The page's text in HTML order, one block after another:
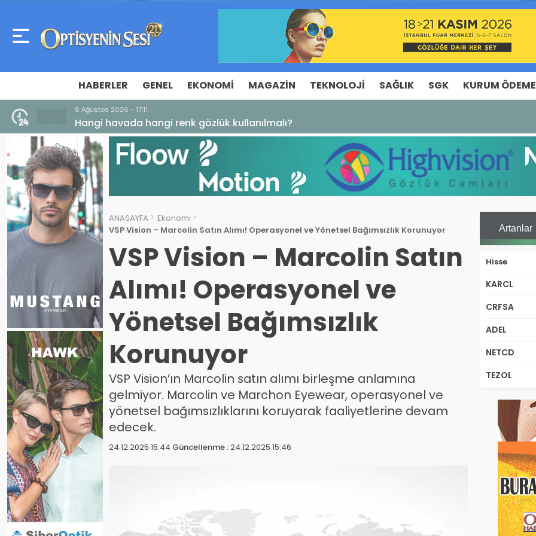
HABERLER GENEL EKONOMI MAGAZIN TEKNOLOJI SAĞLIK SGK KURUM
6 Ağustos 2026 - 17:11
Hangi havada hangi renk gözlük kullanılmalı?
ANASAYFA
Ekonomi
VSP Vision – Marcolin Satın Alımı! Operasyonel ve Yönetsel Bağımsızlık Korunuyor
VSP Vision – Marcolin Satın
Alımı! Operasyonel ve
Yönetsel Bağımsızlık
Korunuyor
VSP Vision’ın Marcolin satın alımı birleşme anlamına
gelmiyor. Marcolin ve Marchon Eyewear, operasyonel ve
yönetsel bağımsızlıklarını koruyarak faaliyetlerine devam
edecek.
24.12.2025 15:44 Güncellenme :24.12.2025 15:46
Artanlar
Hisse
KARCL
CRFSA
ADEL
NETCD
TEZOL